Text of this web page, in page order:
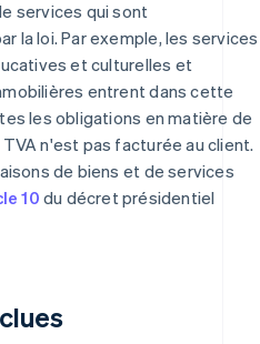
services qui sont
la loi. Par exemple, les services
et culturelles et
entrent dans cette
les obligations en matière de
n'est pas facturée au client.
de biens et de services
10du décret présidentiel